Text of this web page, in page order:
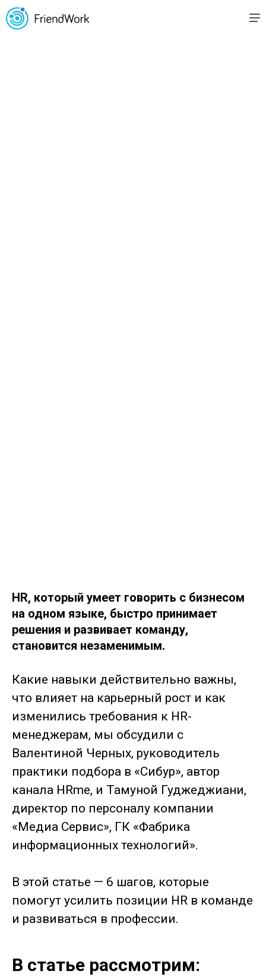
HR, который умеет говорить с бизнесом
на одном языке, быстро принимает
решения и развивает команду,
становится незаменимым.
Какие навыки действительно важны,
что влияет на карьерный рост и как
изменились требования к HR-
менеджерам, мы обсудили с
Валентиной Черных, руководитель
практики подбора в «Сибур», автор
канала HRme, и Тамуной Гуджеджиани,
директор по персоналу компании
«Медиа Сервис», ГК «Фабрика
информационных технологий».
В этой статье — 6 шагов, которые
помогут усилить позиции HR в команде
и развиваться в профессии.
В статье рассмотрим: